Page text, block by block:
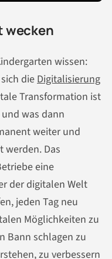
wecken
wissen:
dieDigitalisierung
Transformation ist
was dann
weiter und
werden. Das
eine
der digitalen Welt
jeden Tag neu
Möglichkeiten zu
Bann schlagen zu
zu verbessern